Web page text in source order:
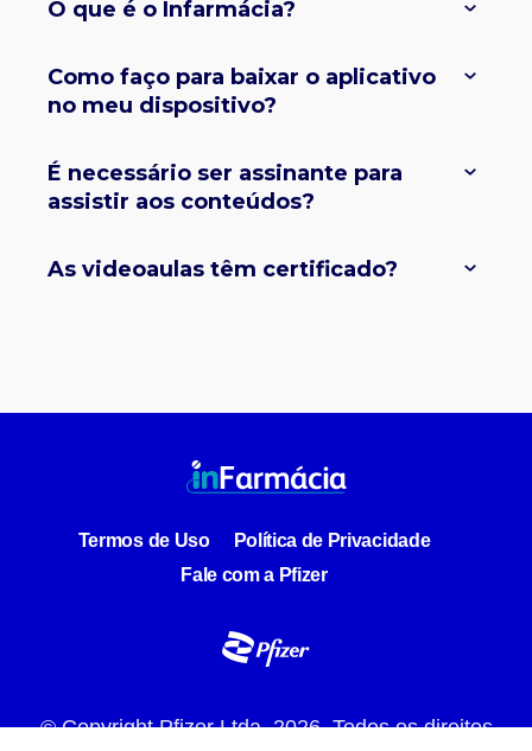
O que é o Infarmácia?
Como faço para baixar o aplicativo
no meu dispositivo?
É necessário ser assinante para
assistir aos conteúdos?
As videoaulas têm certificado?
Termos de Uso
Política de Privacidade
Fale com a Pfizer
© Copyright Pfizer Ltda.2026. Todos os direitos